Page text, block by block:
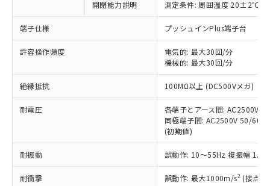
開閉能力説明 測定条件: 周囲温度 20±2℃、
端子仕様 プッシュインPlus端子台
許容操作頻度
電気的: 最大30回/分
機械的: 最大30回/分
絶縁抵抗 100MΩ以上 (DC500Vメガ)
耐電圧
各端子とアース間: AC2500V
同極端子間: AC2500V 50/
(初期値)
耐振動 誤動作: 10～55Hz 複振幅
耐衝撃 誤動作: 最大1000m/s2 (接点
以下の条件をお読みいただき、同意のうえ
ご利用ください。
本サービスは、当社制御機器事業取扱
商品の当社在庫状況および標準価格
(税抜)を提供させていただくもので
当社制御機器事業取扱商品の中には、
本サービスの対象外となる商品もある
ことをご了承ください。
在庫状況および標準価格照会結果は、
記載している更新日時点での社内デー
タに基づき作成されるものであり、閲
覧された時点での実際の在庫および標
対応予定なし：EU RoHS指令（10物質）の
非含有に非対応の商品で、対応品を出す予
定はありません。
非含有の対応状況を調査中または確認中の
非該当品：ライセンス料など無形物で、有
害物質有無と関係のない商品です。
仕入先様の事情により、非含有部品として
いたものが、含有品と判明した場合などや
むを得ず変更することがあります。
鉛(Pb) 1000ppm以下、 水銀(Hg) 1000ppm以下、 カド
※1 中国RoHS○×表
「○」：最大均質材料含有率が中国RoHSの
基準値以下であることを示します。
「×」：最大均質材料含有率が中国RoHSの
基準値を超えていることを示します。
「－」：未確認です。当社販売部門へお問
*中国RoHS10物質の基準値 (GB/T26572)：
Pb(鉛) :1000ppm、 Hg(水銀) : 1000ppm、 Cd(カドミウ
当社は、これら貴社製品のうち、外国
為替および外国貿易法に定める商品
（以下｢規制貨物等」という）を輸出
または国外への提供する場合は、日本
国政府の輸出許可(または役務取引許